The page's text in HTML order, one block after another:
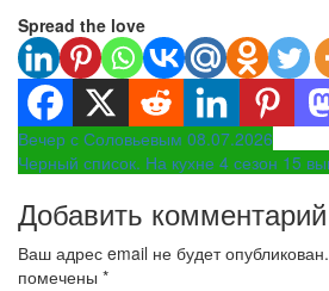
Spread the love
Навигация
по
записям
Вечер с Соловьевым 08.07.2026
Черный список. На кухне 4 сезон 15
Добавить комментарий
Ваш адрес email не будет опубликован.
помечены *